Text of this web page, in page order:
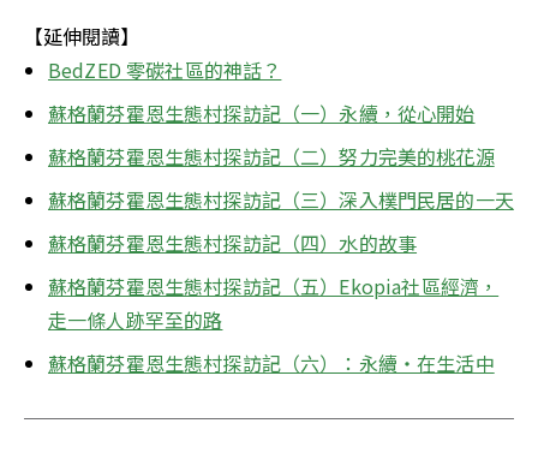
【延伸閱讀】
BedZED 零碳社區的神話？
蘇格蘭芬霍恩生態村探訪記（一）永續，從心開始
蘇格蘭芬霍恩生態村探訪記（二）努力完美的桃花源
蘇格蘭芬霍恩生態村探訪記（三）深入樸門民居的一天
蘇格蘭芬霍恩生態村探訪記（四）水的故事
蘇格蘭芬霍恩生態村探訪記（五）Ekopia社區經濟，
走一條人跡罕至的路
蘇格蘭芬霍恩生態村探訪記（六）：永續‧在生活中